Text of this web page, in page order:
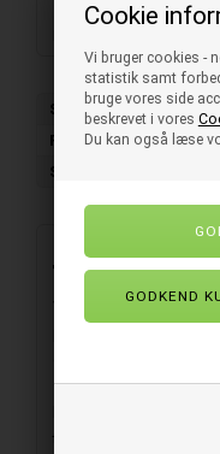
Cookie
Vi bruger cookies -
statistik samt
bruge vores side
beskrevet i vores
Du kan også læse
Salgsenhed
Forpakning
Størrelse
Vores vacuumpose i
genstande. Den
sikrer optimal
holdbarheden og
til både hjemmebrug